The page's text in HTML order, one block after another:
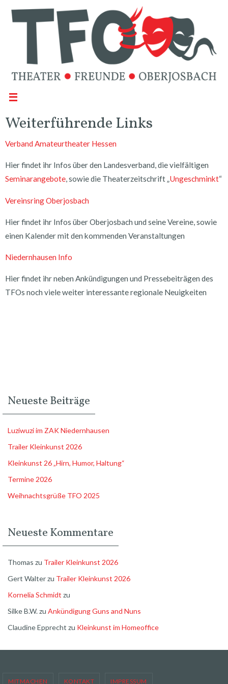
Weiterführende Links
Verband Amateurtheater Hessen
Hier findet ihr Infos über den Landesverband, die vielfältigen
Seminarangebote, sowie die Theaterzeitschrift „Ungeschminkt“
Vereinsring Oberjosbach
Hier findet ihr Infos über Oberjosbach und seine Vereine, sowie
einen Kalender mit den kommenden Veranstaltungen
Niedernhausen Info
Hier findet ihr neben Ankündigungen und Pressebeiträgen des
TFOs noch viele weiter interessante regionale Neuigkeiten
Neueste Beiträge
Luziwuzi im ZAK Niedernhausen
Trailer Kleinkunst 2026
Kleinkunst 26 „Hirn, Humor, Haltung“
Termine 2026
Weihnachtsgrüße TFO 2025
Neueste Kommentare
Thomas zu Trailer Kleinkunst 2026
Gert Walterzu Trailer Kleinkunst 2026
Kornelia Schmidt zu
Silke B.W.zu Ankündigung Guns and Nuns
Claudine Epprecht zu Kleinkunst im Homeoffice
MITMACHEN KONTAKT IMPRESSUM